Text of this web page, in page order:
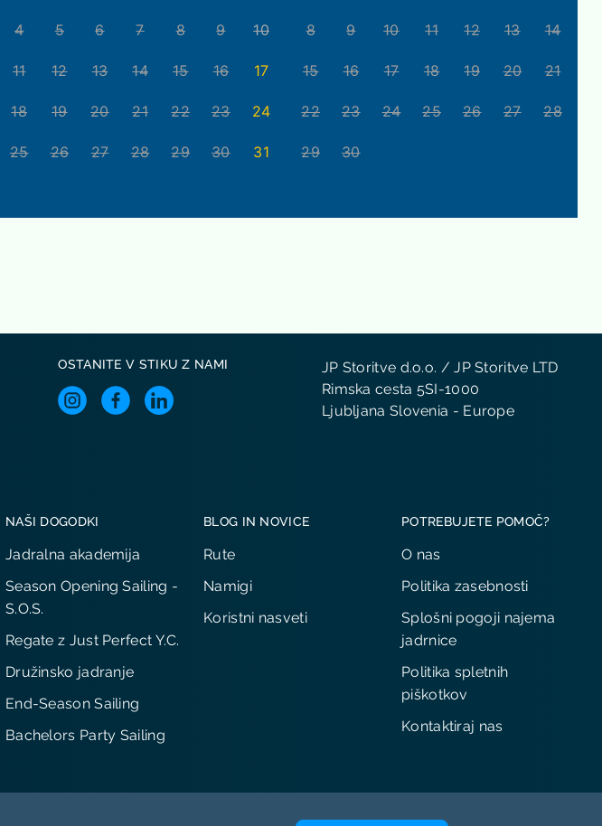
4 5 6 7 8 9 10
11 12 13 14 15 16 17
18 19 20 21 22 23 24
25 26 27 28 29 30 31
8 9 10 11 12 13 14
15 16 17 18 19 20 21
22 23 24 25 26 27 28
29 30
OSTANITE V STIKU Z NAMI
JP Storitve d.o.o. / JP Storitve LTD
Rimska cesta 5SI-1000
Ljubljana Slovenia - Europe
NAŠI DOGODKI
Jadralna akademija
Season Opening Sailing -
S.O.S.
Regate z Just Perfect Y.C.
Družinsko jadranje
End-Season Sailing
Bachelors Party Sailing
BLOG IN NOVICE
Rute
Namigi
Koristni nasveti
POTREBUJETE POMOČ?
O nas
Politika zasebnosti
Splošni pogoji najema
jadrnice
Politika spletnih
piškotkov
Kontaktiraj nas